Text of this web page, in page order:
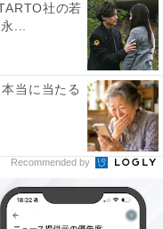
社の若
...
当に当たる
Recommended by